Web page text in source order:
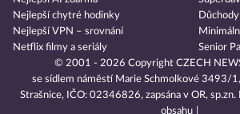
Nejlepší chytré hodinky
Nejlepší VPN – srovnání
Netflix filmy a seriály
Senior
© 2001 - 2026 Copyright CZECH
se sídlem náměstí Marie Schmolkové 3493/
Strašnice, IČO: 02346826, zapsána v OR,
obsahu